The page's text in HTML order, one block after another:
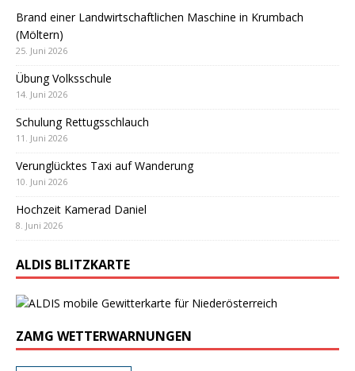
Brand einer Landwirtschaftlichen Maschine in Krumbach
(Möltern)
25. Juni 2026
Übung Volksschule
14. Juni 2026
Schulung Rettugsschlauch
11. Juni 2026
Verunglücktes Taxi auf Wanderung
10. Juni 2026
Hochzeit Kamerad Daniel
8. Juni 2026
ALDIS BLITZKARTE
ZAMG WETTERWARNUNGEN